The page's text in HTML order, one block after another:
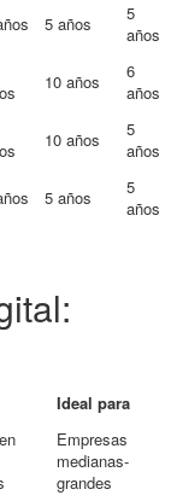
5 años
5
años
10 años
6
años
10 años
5
años
5 años
5
años
Ideal para
Empresas
medianas-
grandes